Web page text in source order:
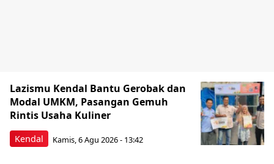
Kendal
Lazismu Kendal Bantu Gerobak dan
Modal UMKM, Pasangan Gemuh
Rintis Usaha Kuliner
Kamis, 6 Agu 2026 - 13:42